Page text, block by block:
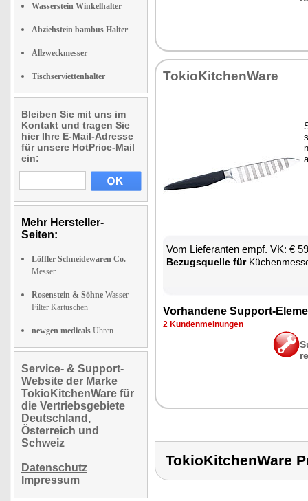
Wasserstein Winkelhalter
Abziehstein bambus Halter
Allzweckmesser
Tischserviettenhalter
Bleiben Sie mit uns im
Kontakt und tragen Sie
hier Ihre E-Mail-Adresse
für unsere HotPrice-Mail
ein:
Mehr Hersteller-
Seiten:
Löffler Schneidewaren Co.
Messer
Rosenstein & Söhne Wasser
Filter Kartuschen
newgen medicals Uhren
Service- & Support-
Website der Marke
TokioKitchenWare für
die Vertriebsgebiete
Deutschland,
Österreich und
Schweiz
Datenschutz
Impressum
To­kio­Kit­chen­Wa­re
Vom Lie­fe­ran­ten empf. VK: €
Be­zugs­quel­le für
Vor­han­de­ne Sup­port-
2 Kun­den­mei­nun­gen
TokioKitchenWare